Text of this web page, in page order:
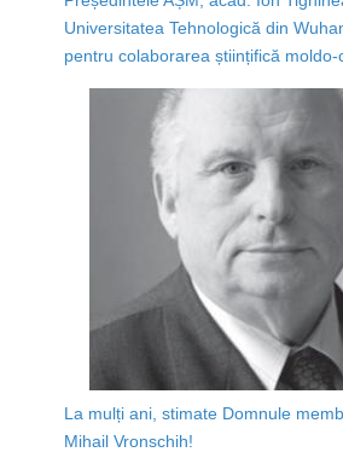
Universitatea Tehnologică din
pentru colaborarea științifică moldo-
La mulți ani, stimate Domnule
Mihail Vronschih!